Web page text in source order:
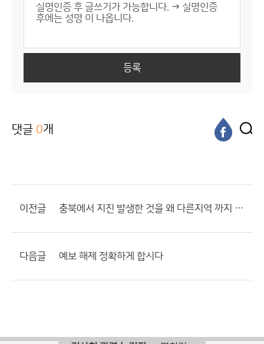
등록
댓글 0개
이전글 충북에서 지진 발생한 것을 왜 다른지역 까지 보냅니까?
다음글 예보 해제 정확하게 합시다